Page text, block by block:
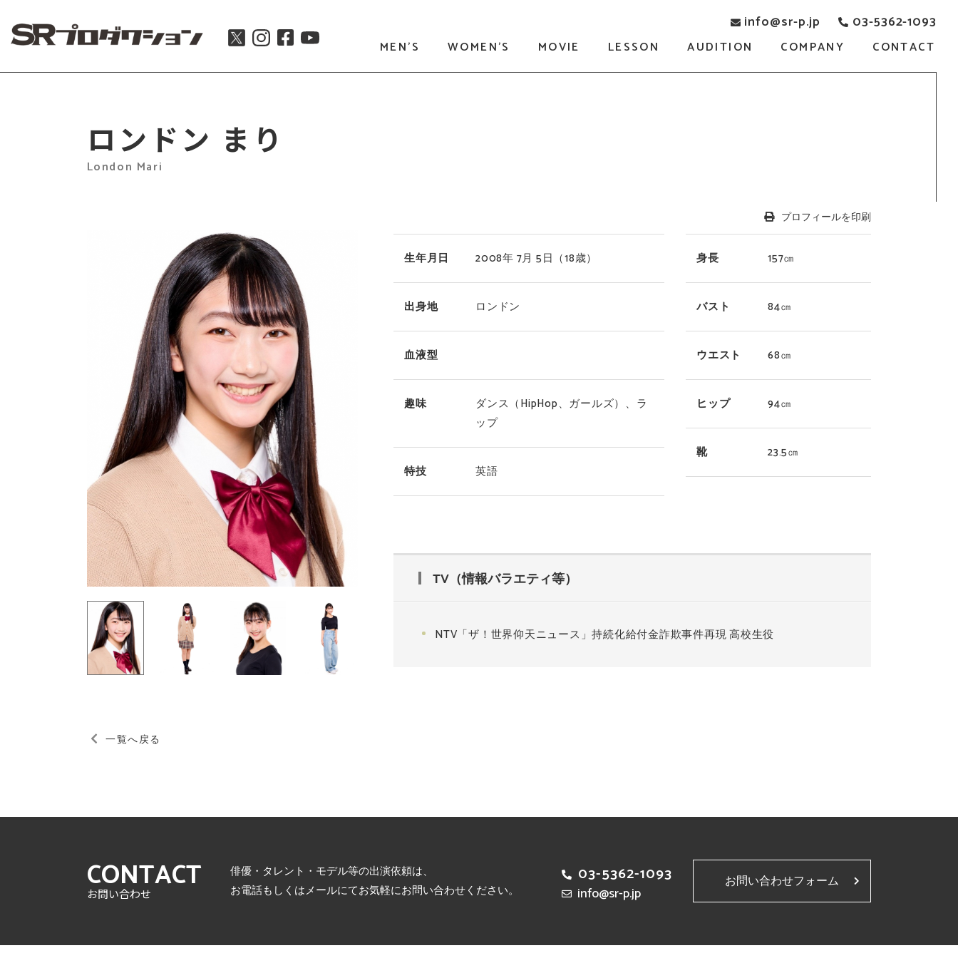
info@sr-p.jp 03-5362-1093
MEN'S WOMEN'S MOVIE LESSON AUDITION COMPANY CONTACT
ロンドン まり
London Mari
プロフィールを印刷
生年月日 2008年 7月 5日 （18歳）
出身地 ロンドン
血液型
趣味
ダンス（HipHop、ガールズ）、ラ
ップ
特技 英語
身長 157㎝
バスト 84㎝
ウエスト 68㎝
ヒップ 94㎝
靴 23.5㎝
TV（情報バラエティ等）
NTV「ザ！世界仰天ニュース」持続化給付金詐欺事件再現 高校生役
一覧へ戻る
CONTACT
お問い合わせ
俳優・タレント・モデル等の出演依頼は、
お電話もしくはメールにてお気軽にお問い合わせください。
03-5362-1093
info@sr-p.jp
お問い合わせフォーム